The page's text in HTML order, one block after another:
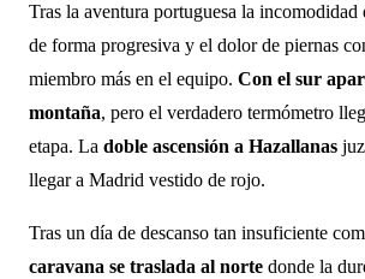
Tras la aventura portuguesa la incomodidad
de forma progresiva y el dolor de piernas
miembro más en el equipo. Con el sur
montaña, pero el verdadero termómetro
etapa. La doble ascensión a Hazallanas
llegar a Madrid vestido de rojo.
Tras un día de descanso tan insuficiente
caravana se traslada al norte donde la